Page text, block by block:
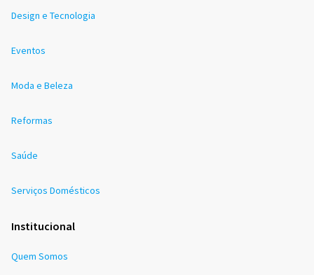
Design e Tecnologia
Eventos
Moda e Beleza
Reformas
Saúde
Serviços Domésticos
Institucional
Quem Somos